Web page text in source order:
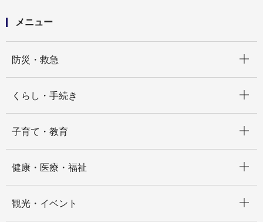
メニュー
防災・救急
くらし・手続き
子育て・教育
健康・医療・福祉
観光・イベント